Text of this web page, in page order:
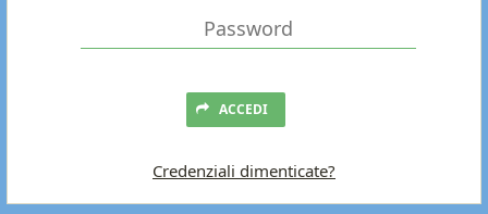
ACCEDI
Credenziali dimenticate?